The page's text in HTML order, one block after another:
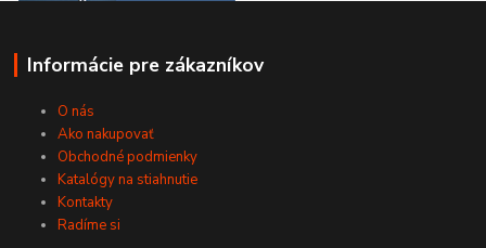
Informácie pre zákazníkov
O nás
Ako nakupovať
Obchodné podmienky
Katalógy na stiahnutie
Kontakty
Radíme si